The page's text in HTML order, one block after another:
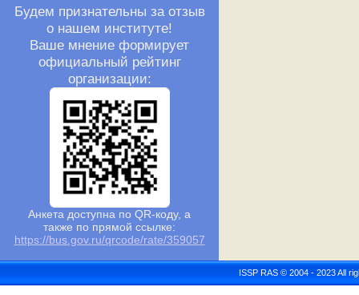
Будем признательны за отзыв
о нашем институте!
Ваше мнение формирует
официальный рейтинг
организации:
Анкета доступна по QR-коду, а
также по прямой ссылке:
https://bus.gov.ru/qrcode/rate/359057
ISSP RAS © 2004 - 2023 All